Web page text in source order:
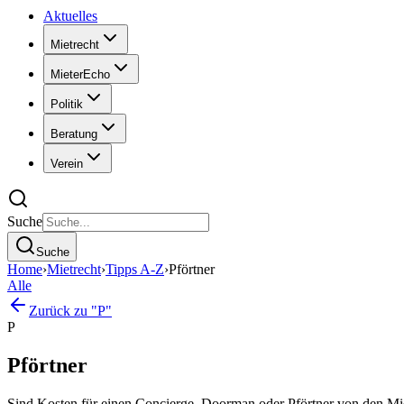
Aktuelles
Mietrecht
MieterEcho
Politik
Beratung
Verein
Suche
Suche
Home›Mietrecht›Tipps A-Z›Pförtner
Alle
Zurück zu "P"
P
Pförtner